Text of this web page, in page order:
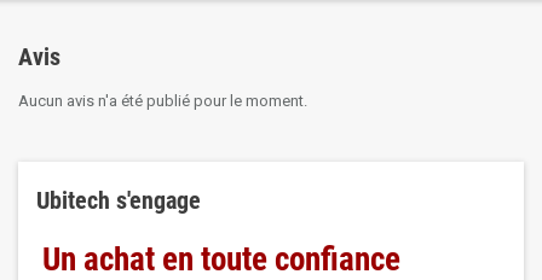
Avis
Aucun avis n'a été publié pour le moment.
Ubitech s'engage
Un achat en toute confiance